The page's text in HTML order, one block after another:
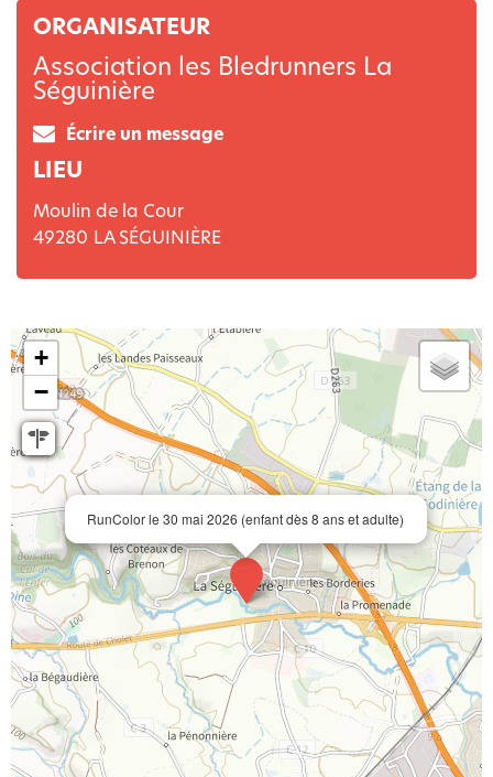
ORGANISATEUR
Association les Bledrunners La
Séguinière
Écrire un message
LIEU
Moulin de la Cour
49280 LA SÉGUINIÈRE
RunColor le 30 mai 2026 (enfant dès 8 ans et adulte)
+
−